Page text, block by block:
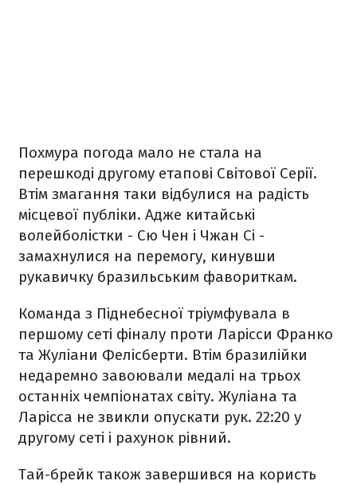
Похмура погода мало не стала на
перешкоді другому етапові Світової Серії.
Втім змагання таки відбулися на радість
місцевої публіки. Адже китайські
волейболістки - Сю Чен і Чжан Сі -
замахнулися на перемогу, кинувши
рукавичку бразильським фавориткам.
Команда з Піднебесної тріумфувала в
першому сеті фіналу проти Ларісси Франко
та Жуліани Фелісберти. Втім бразилійки
недаремно завоювали медалі на трьох
останніх чемпіонатах світу. Жуліана та
Ларісса не звикли опускати рук. 22:20 у
другому сеті і рахунок рівний.
Тай-брейк також завершився на користь